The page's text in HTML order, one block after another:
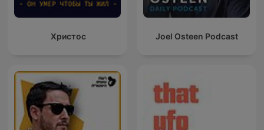
Христос Joel Osteen Podcast